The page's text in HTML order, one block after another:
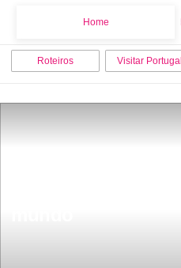
Home
Roteiros Visitar Portugal